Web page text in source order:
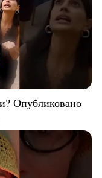
Опубликовано